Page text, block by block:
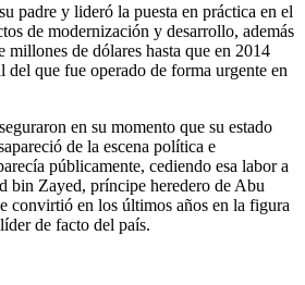
padre y lideró la puesta en práctica en el
de modernización y desarrollo, además
millones de dólares hasta que en 2014
del que fue operado de forma urgente en
en su momento que su estado
de la escena política e
públicamente, cediendo esa labor a
bin Zayed, príncipe heredero de Abu
convirtió en los últimos años en la figura
de facto del país.